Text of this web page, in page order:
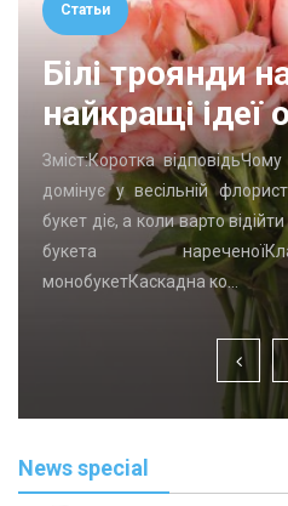
Статьи
Білі троянди
найкращі
Зміст:Коротка
домінує у весільній
букет діє, а коли варто
букета
монобукетКаскадна ко…
News special